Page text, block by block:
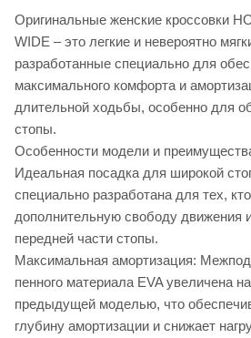
Оригинальные женские кроссовки
WIDE – это легкие и невероятно
разработанные специально для
максимального комфорта и
длительной ходьбы, особенно для
стопы.
Особенности модели и
Идеальная посадка для широкой
специально разработана для тех,
дополнительную свободу движения
передней части стопы.
Максимальная амортизация:
пенного материала EVA увеличена
предыдущей моделью, что
глубину амортизации и снижает